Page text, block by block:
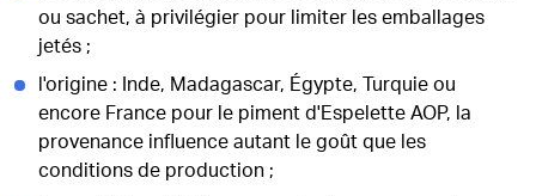
ou sachet, à privilégier pour limiter les emballages
jetés ;
l'origine : Inde, Madagascar, Égypte, Turquie ou
encore France pour le piment d'Espelette AOP, la
provenance influence autant le goût que les
conditions de production ;